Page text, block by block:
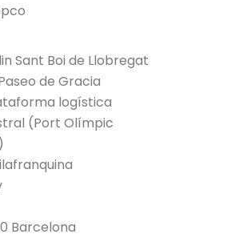
Sant Boi de Llobregat
de Gracia
logística
(Port Olímpic
Barcelona